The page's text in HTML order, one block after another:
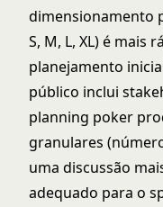
dimensionamento
S, M, L, XL) é mais
planejamento
público inclui
planning poker
granulares
uma discussão
adequado para o